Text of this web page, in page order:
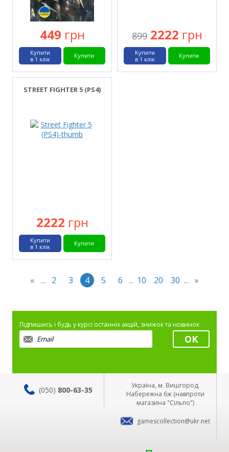
449 грн
Купити
Купити
в 1 клік
899 2222 грн
Купити
Купити
в 1 клік
STREET FIGHTER 5 (PS4)
2222 грн
Купити
Купити
в 1 клік
« ... 2 3 4 5 6 ... 10 20 30 ... »
Підпишись і будь у курсі останніх акцій, знижок та новинок
(050) 800-63-35
Україна, м. Вишгород,
Набережна 6ж (навпроти
магазина "Сільпо")
gamescollection@ukr.net